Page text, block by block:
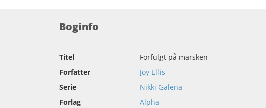
Boginfo
Titel
Forfulgt på marsken
Forfatter
Joy Ellis
Serie
Nikki Galena
Forlag
Alpha